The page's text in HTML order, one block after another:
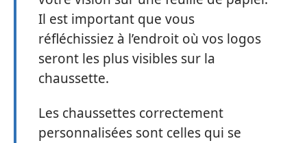
Il est important que vous
réfléchissiez à l’endroit où vos logos
seront les plus visibles sur la
chaussette.
Les chaussettes correctement
personnalisées sont celles qui se